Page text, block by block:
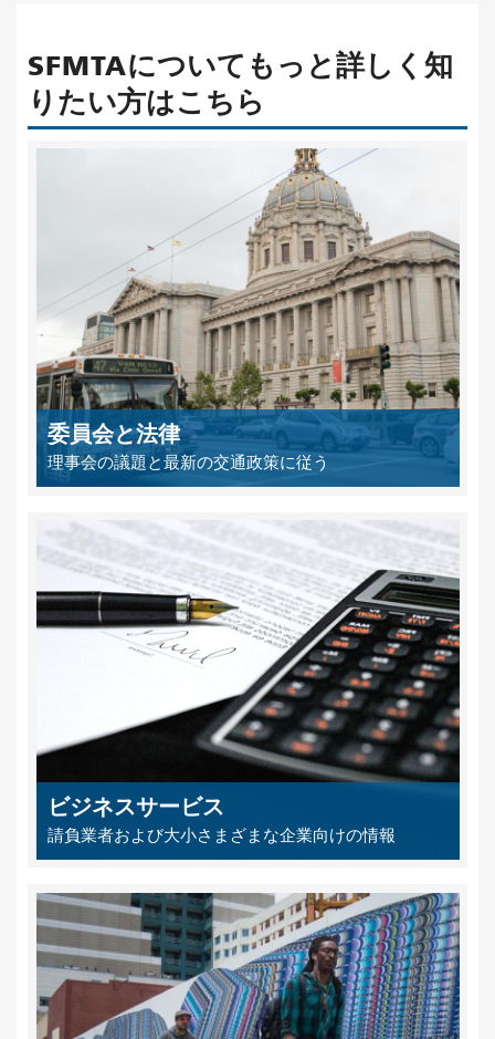
SFMTAについてもっと詳しく知
りたい方はこちら
委員会と法律
理事会の議題と最新の交通政策に従う
ビジネスサービス
請負業者および大小さまざまな企業向けの情報